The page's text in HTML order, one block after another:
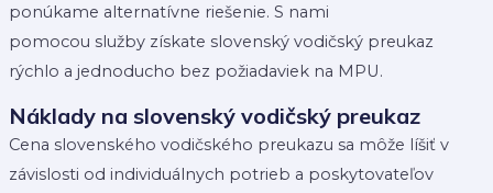
ponúkame alternatívne riešenie. S nami
pomocou služby získate slovenský vodičský preukaz
rýchlo a jednoducho bez požiadaviek na MPU.
Náklady na slovenský vodičský preukaz
Cena slovenského vodičského preukazu sa môže líšiť v
závislosti od individuálnych potrieb a poskytovateľov